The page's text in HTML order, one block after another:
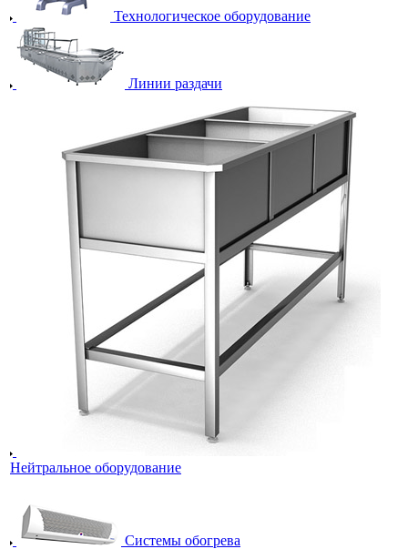
Технологическое оборудование
Линии раздачи
Нейтральное оборудование
Системы обогрева